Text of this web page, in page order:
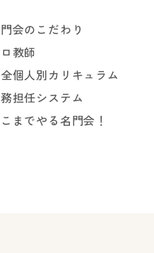
会のこだわり
教師
個人別カリキュラム
担任システム
までやる名門会！